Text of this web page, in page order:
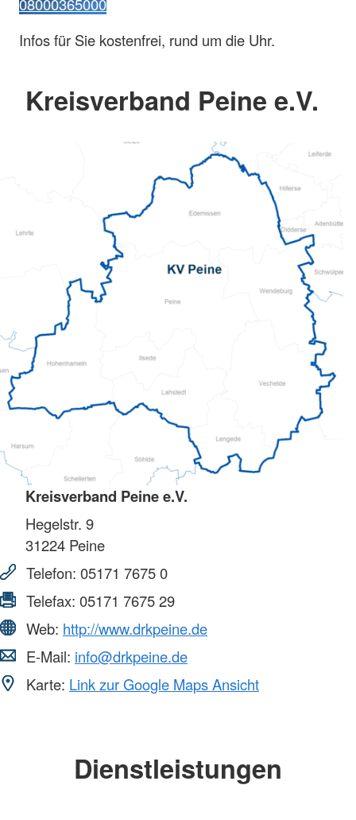
Infos für Sie kostenfrei, rund um die Uhr.
Kreisverband Peine e.V.
Kreisverband Peine e.V.
Hegelstr. 9
31224 Peine
Telefon: 05171 7675 0
Telefax: 05171 7675 29
Web: http://www.drkpeine.de
E-Mail: info@drkpeine.de
Karte: Link zur Google Maps Ansicht
Dienstleistungen